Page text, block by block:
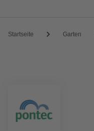
Startseite Garten